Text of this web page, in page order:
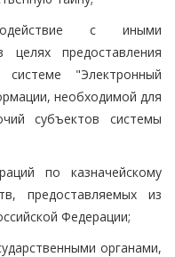
с иными
предоставления
"Электронный
необходимой для
субъектов системы
по казначейскому
предоставляемых из
Федерации;
органами,